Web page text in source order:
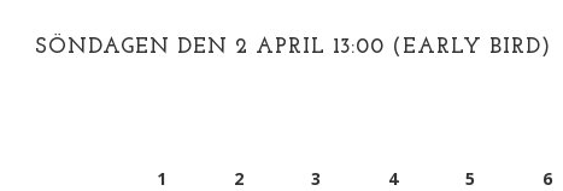
SÖNDAGEN DEN 2 APRIL 13:00 (EARLY BIRD)
1 2 3 4 5 6